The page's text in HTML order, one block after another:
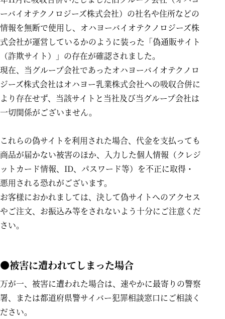
ーバイオテクノロジーズ株式会社）の社名や住所などの
情報を無断で使用し、オハヨーバイオテクノロジーズ株
式会社が運営しているかのように装った「偽通販サイト
（詐欺サイト）」の存在が確認されました。
現在、当グループ会社であったオハヨーバイオテクノロ
ジーズ株式会社はオハヨー乳業株式会社への吸収合併に
より存在せず、当該サイトと当社及び当グループ会社は
一切関係がございません。
これらの偽サイトを利用された場合、代金を支払っても
商品が届かない被害のほか、入力した個人情報（クレジ
ットカード情報、ID、パスワード等）を不正に取得・
悪用される恐れがございます。
お客様におかれましては、決して偽サイトへのアクセス
やご注文、お振込み等をされないよう十分にご注意くだ
さい。
●被害に遭われてしまった場合
万が一、被害に遭われた場合は、速やかに最寄りの警察
署、または都道府県警サイバー犯罪相談窓口にご相談く
ださい。